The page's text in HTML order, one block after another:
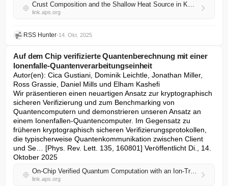
Crust Composition and the Shallow Heat Source in KS 1731–260
link.aps.org
RSS Hunter•14. Okt. 2025
Auf dem Chip verifizierte Quantenberechnung mit einer
Ionenfalle-Quantenverarbeitungseinheit
Autor(en): Cica Gustiani, Dominik Leichtle, Jonathan Miller,
Ross Grassie, Daniel Mills und Elham Kashefi
Wir präsentieren einen neuartigen Ansatz zur kryptographisch
sicheren Verifizierung und zum Benchmarking von
Quantencomputern und demonstrieren unseren Ansatz an
einem Ionenfallen-Quantencomputer. Im Gegensatz zu
früheren kryptographisch sicheren Verifizierungsprotokollen,
die typischerweise Quantenkommunikation zwischen Client
und Se… [Phys. Rev. Lett. 135, 160801] Veröffentlicht Di., 14.
Oktober 2025
On-Chip Verified Quantum Computation with an Ion-Trap Quantum Processing Unit
link.aps.org